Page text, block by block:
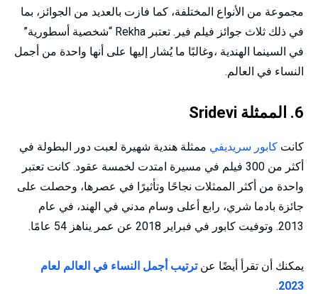
مجموعة من الأنواع المختلفة، كما فازت بالعديد من الجوائز، بما
في ذلك ثلاث جوائز فيلم فير. تعتبر Rekha “شخصية أسطورية”
في السينما الهندية ،وغالبًا ما يُشار إليها على أنها واحدة من أجمل
النساء في العالم.
6. الممثلة Sridevi
كانت كابور سريديفي ممثلة هندية شهيرة لعبت دور البطولة في
أكثر من 300 فيلم في مسيرة امتدت لخمسة عقود. كانت تعتبر
واحدة من أكثر الممثلات نجاحًا وتأثيرًا في عصرها، وحصلت على
جائزة بادما شري، رابع أعلى وسام مدني في الهند، في عام
2013. وتوفيت كابور في فبراير 2018 عن عمر يناهز 54 عامًا.
يمكنك أن تقرأ أيضًا عنترتيب أجمل النساء في العالم لعام
2023
.